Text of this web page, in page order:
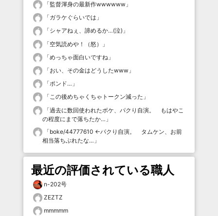
「監督渾身の最新作wwwwww 」
「ガラケぐらいでは 」
「シャアねぇ、諦めるか…(泣) 」
「空気読めや！（怒）
」
「めっちゃ面白いですね 」
「おい、その金はどうしたwww 」
「ポンド… 」
「この後めちゃくちゃトークン減った 」
「過去に数回使われたボケ、パクり自演。 もはやこ
の程度にまで落ちたか… 」
「boke/44777610 ←パクり自演。 タムケン、お前
相当落ちぶれたな… 」
最近の評価されている職人
n-202号
ZEZTZ
mmmmm